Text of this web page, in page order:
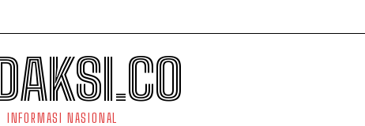
INFORMASI NASIONAL